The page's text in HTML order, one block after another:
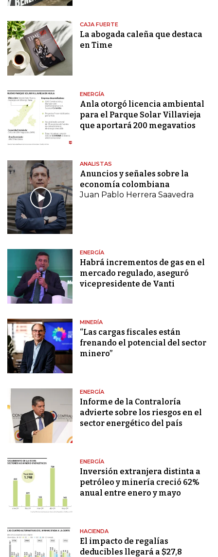
CAJA FUERTE
La abogada caleña que destaca
en Time
ENERGÍA
Anla otorgó licencia ambiental
para el Parque Solar Villavieja
que aportará 200 megavatios
ANALISTAS
Anuncios y señales sobre la
economía colombiana
Juan Pablo Herrera Saavedra
ENERGÍA
Habrá incrementos de gas en el
mercado regulado, aseguró
vicepresidente de Vanti
MINERÍA
“Las cargas fiscales están
frenando el potencial del sector
minero”
ENERGÍA
Informe de la Contraloría
advierte sobre los riesgos en el
sector energético del país
ENERGÍA
Inversión extranjera distinta a
petróleo y minería creció 62%
anual entre enero y mayo
HACIENDA
El impacto de regalías
deducibles llegará a $27,8